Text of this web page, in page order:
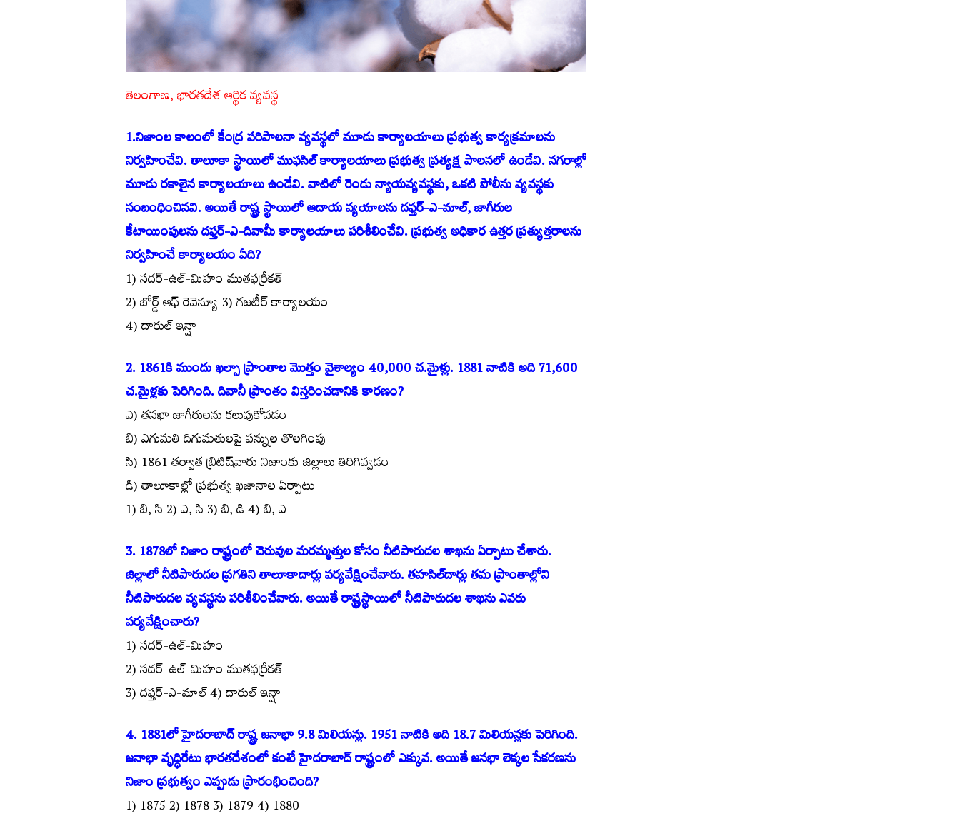
తెలంగాణ, భారతదేశ ఆర్థిక వ్యవస్థ
1.నిజాంల కాలంలో కేంద్ర పరిపాలనా వ్యవస్థలో మూడు కార్యాలయాలు ప్రభుత్వ కార్యక్రమాలను
నిర్వహించేవి. తాలూకా స్థాయిలో ముఫసిల్ కార్యాలయాలు ప్రభుత్వ ప్రత్యక్ష పాలనలో ఉండేవి. నగరాల్లో
మూడు రకాలైన కార్యాలయాలు ఉండేవి. వాటిలో రెండు న్యాయవ్యవస్థకు, ఒకటి పోలీసు వ్యవస్థకు
సంబంధించినవి. అయితే రాష్ట్ర స్థాయిలో ఆదాయ వ్యయాలను దఫ్తర్-ఎ-మాల్, జాగీరుల
కేటాయింపులను దఫ్తర్-ఎ-దివామీ కార్యాలయాలు పరిశీలించేవి. ప్రభుత్వ అధికార ఉత్తర ప్రత్యుత్తరాలను
నిర్వహించే కార్యాలయం ఏది?
1) సదర్-ఉల్-మిహం ముతఫర్రీకత్
2) బోర్డ్ ఆఫ్ రెవెన్యూ 3) గజటీర్ కార్యాలయం
4) దారుల్ ఇన్షా
2. 1861కి ముందు ఖల్సా ప్రాంతాల మొత్తం వైశాల్యం 40,000 చ.మైళ్లు. 1881 నాటికి అది 71,600
చ.మైళ్లకు పెరిగింది. దివానీ ప్రాంతం విస్తరించడానికి కారణం?
ఎ) తనఖా జాగీరులను కలుపుకోవడం
బి) ఎగుమతి దిగుమతులపై పన్నుల తొలగింపు
సి) 1861 తర్వాత బ్రిటిష్‌వారు నిజాంకు జిల్లాలు తిరిగివ్వడం
డి) తాలూకాల్లో ప్రభుత్వ ఖజానాల ఏర్పాటు
1) బి, సి 2) ఎ, సి 3) బి, డి 4) బి, ఎ
3. 1878లో నిజాం రాష్ట్రంలో చెరువుల మరమ్మత్తుల కోసం నీటిపారుదల శాఖను ఏర్పాటు చేశారు.
జిల్లాలో నీటిపారుదల ప్రగతిని తాలూకాదార్లు పర్యవేక్షించేవారు. తహసిల్‌దార్లు తమ ప్రాంతాల్లోని
నీటిపారుదల వ్యవస్థను పరిశీలించేవారు. అయితే రాష్ట్రస్థాయిలో నీటిపారుదల శాఖను ఎవరు
పర్యవేక్షించారు?
1) సదర్-ఉల్-మిహం
2) సదర్-ఉల్-మిహం ముతఫర్రీకత్
3) దఫ్తర్-ఎ-మాల్ 4) దారుల్ ఇన్షా
4. 1881లో హైదరాబాద్ రాష్ట్ర జనాభా 9.8 మిలియన్లు. 1951 నాటికి అది 18.7 మిలియన్లకు పెరిగింది.
జనాభా వృద్ధిరేటు భారతదేశంలో కంటే హైదరాబాద్ రాష్ట్రంలో ఎక్కువ. అయితే జనభా లెక్కల సేకరణను
నిజాం ప్రభుత్వం ఎప్పుడు ప్రారంభించింది?
1) 1875 2) 1878 3) 1879 4) 1880